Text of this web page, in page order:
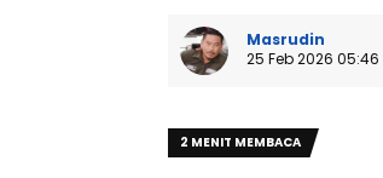
Masrudin
25 Feb 2026 05:46
2 MENIT MEMBACA